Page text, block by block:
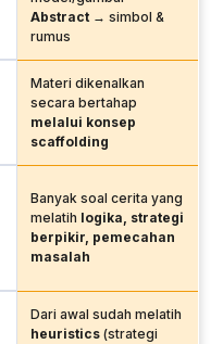
Abstract → simbol &
rumus
Materi dikenalkan
secara bertahap
melalui konsep
scaffolding
Banyak soal cerita yang
melatih logika, strategi
berpikir, pemecahan
masalah
Dari awal sudah melatih
heuristics (strategi